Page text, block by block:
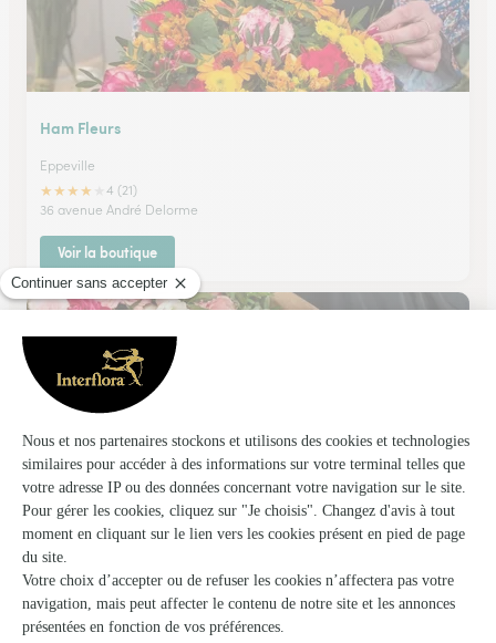
Ham Fleurs
Eppeville
★★★★
4 (21)
36 avenue André Delorme
Voir la boutique
Le Marche Aux Fleurs
Noyon
4.4 (512)
46, avenue Jean Jaurès
Voir la boutique